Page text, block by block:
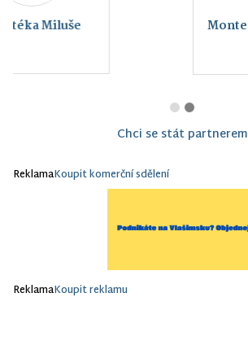
Montessori Vlašim z.
Chci se stát partnerem
ReklamaKoupit komerční sdělení
ReklamaKoupit reklamu